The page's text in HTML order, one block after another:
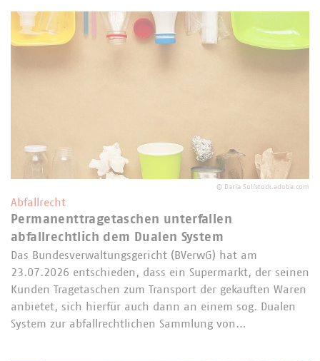
© Daria Sol/stock.adobe.com
Abfallrecht
Permanenttragetaschen unterfallen
abfallrechtlich dem Dualen System
Das Bundesverwaltungsgericht (BVerwG) hat am
23.07.2026 entschieden, dass ein Supermarkt, der seinen
Kunden Tragetaschen zum Transport der gekauften Waren
anbietet, sich hierfür auch dann an einem sog. Dualen
System zur abfallrechtlichen Sammlung von…